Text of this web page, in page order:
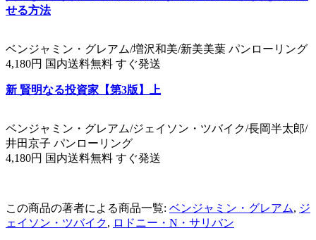
せる方法
ベンジャミン・グレアム/増沢和美/新美美葉 パンローリング
4,180円 国内送料無料 すぐ発送
新 賢明なる投資家【第3版】上
ベンジャミン・グレアム/ジェイソン・ツバイク/長岡半太郎/
井田京子 パンローリング
4,180円 国内送料無料 すぐ発送
この商品の著者による商品一覧: ベンジャミン・グレアム, ジ
ェイソン・ツバイク, ロドニー・N・サリバン